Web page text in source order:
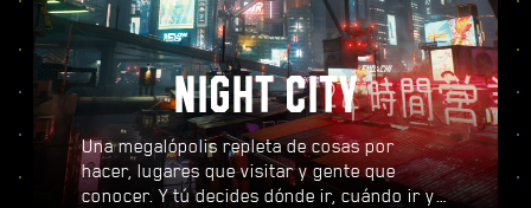
NIGHT CITY
Una megalópolis repleta de cosas por
hacer, lugares que visitar y gente que
conocer. Y tú decides dónde ir, cuándo ir y